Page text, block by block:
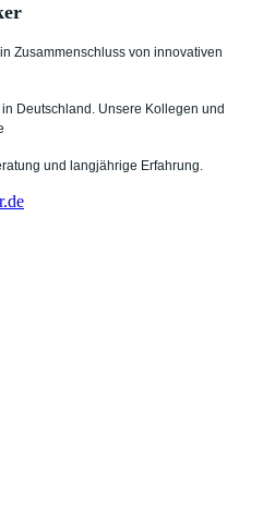
Zusammenschluss von innovativen
Deutschland. Unsere Kollegen und
und langjährige Erfahrung.